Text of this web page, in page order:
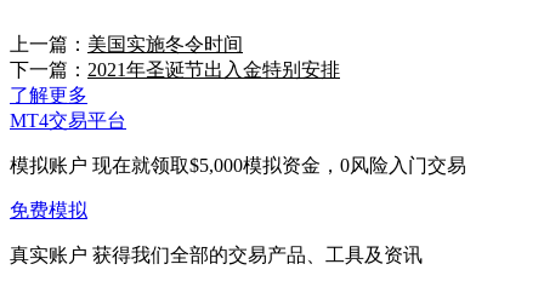
上一篇： 美国实施冬令时间
下一篇： 2021年圣诞节出入金特别安排
了解更多
MT4交易平台
模拟账户 现在就领取$5,000模拟资金，0风险入门交易
免费模拟
真实账户 获得我们全部的交易产品、工具及资讯